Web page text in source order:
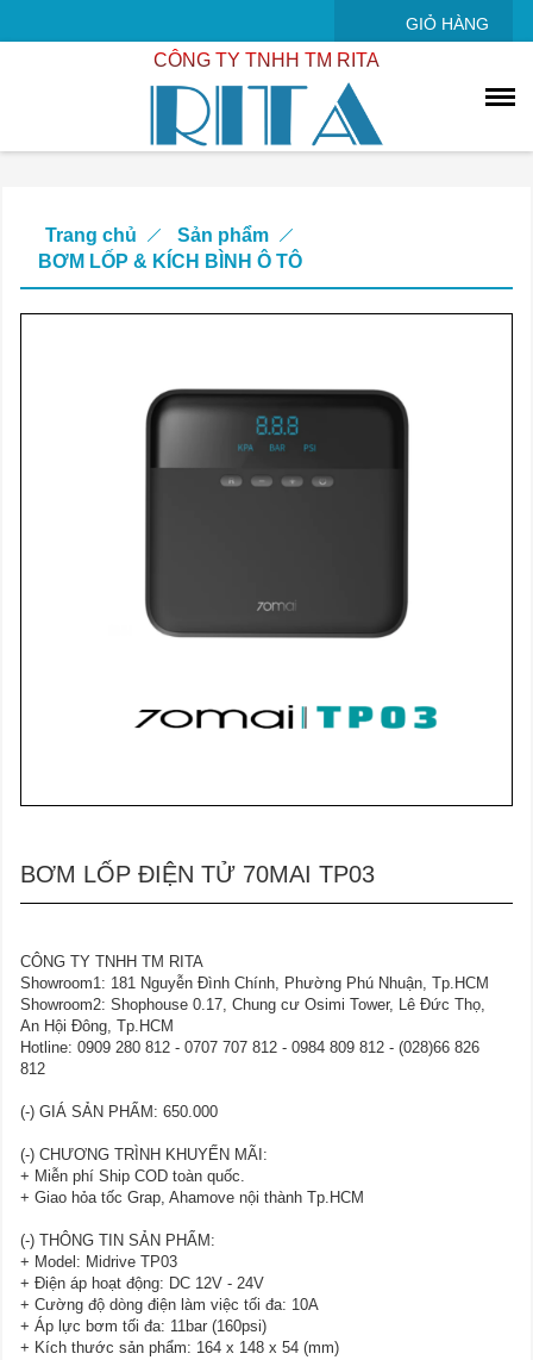
GIỎ HÀNG
CÔNG TY TNHH TM RITA
Trang chủ
Sản phẩm
BƠM LỐP & KÍCH BÌNH Ô TÔ
BƠM LỐP ĐIỆN TỬ 70MAI TP03
CÔNG TY TNHH TM RITA
Showroom1: 181 Nguyễn Đình Chính, Phường Phú Nhuận, Tp.HCM
Showroom2: Shophouse 0.17, Chung cư Osimi Tower, Lê Đức Thọ,
An Hội Đông, Tp.HCM
Hotline: 0909 280 812 - 0707 707 812 - 0984 809 812 - (028)66 826
812
(-) GIÁ SẢN PHẨM: 650.000
(-) CHƯƠNG TRÌNH KHUYẾN MÃI:
+ Miễn phí Ship COD toàn quốc.
+ Giao hỏa tốc Grap, Ahamove nội thành Tp.HCM
(-) THÔNG TIN SẢN PHẨM:
+ Model: Midrive TP03
+ Điện áp hoạt động: DC 12V - 24V
+ Cường độ dòng điện làm việc tối đa: 10A
+ Áp lực bơm tối đa: 11bar (160psi)
+ Kích thước sản phẩm: 164 x 148 x 54 (mm)